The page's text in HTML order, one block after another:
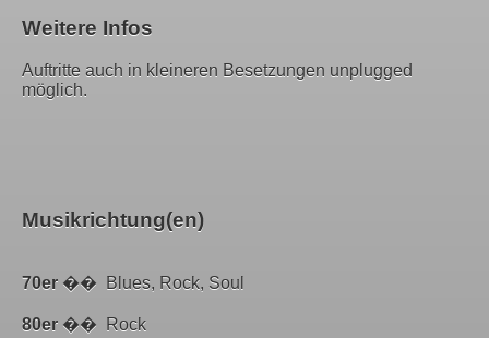
Weitere Infos
Auftritte auch in kleineren Besetzungen unplugged
möglich.
Musikrichtung(en)
70er �� Blues, Rock, Soul
80er �� Rock